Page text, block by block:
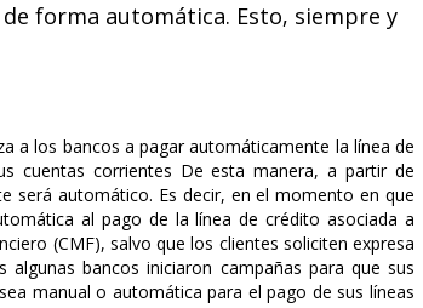
forma automática. Esto, siempre y
a los bancos a pagar automáticamente la línea de
cuentas corrientes De esta manera, a partir de
será automático. Es decir, en el momento en que
al pago de la línea de crédito asociada a
(CMF), salvo que los clientes soliciten expresa
bancos iniciaron campañas para que sus
manual o automática para el pago de sus líneas